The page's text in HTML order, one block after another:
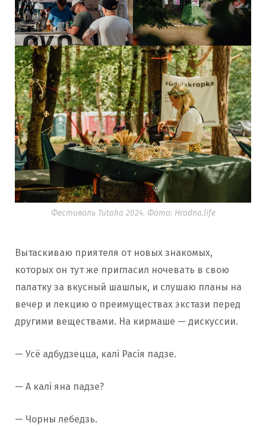
Фестиваль Tutaka 2024. Фото: Hrodna.life
Вытаскиваю приятеля от новых знакомых,
которых он тут же пригласил ночевать в свою
палатку за вкусный шашлык, и слушаю планы на
вечер и лекцию о преимуществах экстази перед
другими веществами. На кирмаше — дискуссии.
— Усё адбудзецца, калі Расія падзе.
— А калі яна падзе?
— Чорны лебедзь.